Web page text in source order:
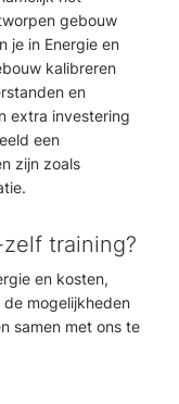
gebouw
je in Energie en
kalibreren
en
extra investering
een
zijn zoals
training?
en kosten,
mogelijkheden
samen met ons te